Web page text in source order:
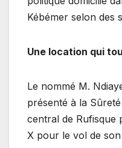
Kébémer selon des
Une location qui
Le nommé M.
présenté à la
central de
X pour le vol de